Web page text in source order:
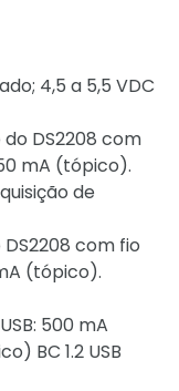
4,5 a 5,5 VDC
DS2208 com
mA (tópico).
de
com fio
(tópico).
500 mA
BC 1.2 USB